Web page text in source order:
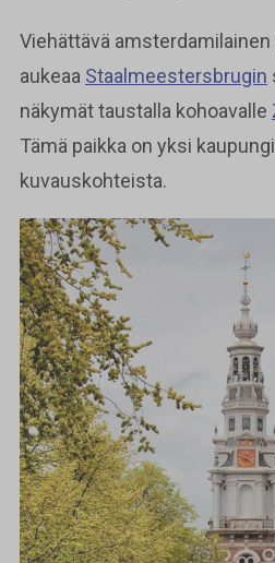
Viehättävä
aukeaa Staalmeestersbrugin
näkymät taustalla kohoavalle
Tämä paikka on yksi
kuvauskohteista.